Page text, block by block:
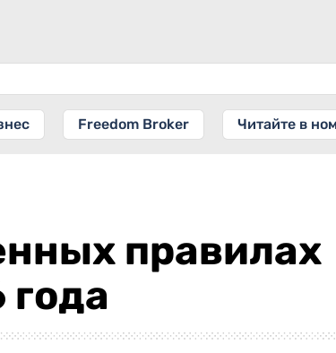
Freedom Broker Читайте в
правилах